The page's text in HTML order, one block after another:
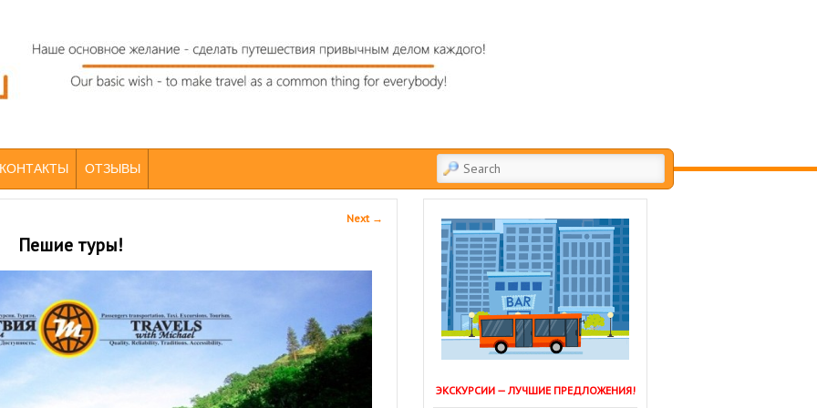
КОНТАКТЫ ОТЗЫВЫ SEARCH
Next →
Пешие туры!
ЭКСКУРСИИ — ЛУЧШИЕ ПРЕДЛОЖЕНИЯ!